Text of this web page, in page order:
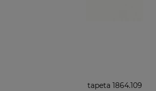
tapeta 1864.109